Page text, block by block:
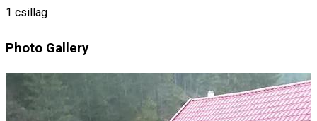
1 csillag
Photo Gallery